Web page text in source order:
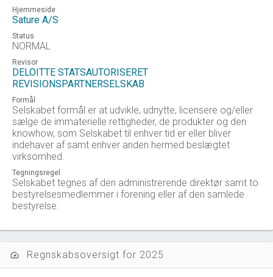
Hjemmeside
Sature A/S
Status
NORMAL
Revisor
DELOITTE STATSAUTORISERET
REVISIONSPARTNERSELSKAB
Formål
Selskabet formål er at udvikle, udnytte, licensere og/eller
sælge de immaterielle rettigheder, de produkter og den
knowhow, som Selskabet til enhver tid er eller bliver
indehaver af samt enhver anden hermed beslægtet
virksomhed.
Tegningsregel
Selskabet tegnes af den administrerende direktør samt to
bestyrelsesmedlemmer i forening eller af den samlede
bestyrelse.
speed Regnskabsoversigt for 2025